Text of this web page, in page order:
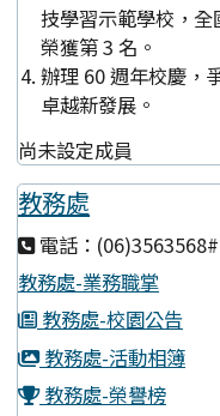
技學習示範學校，全
榮獲第 3 名。
辦理 60 週年校慶，
卓越新發展。
尚未設定成員
教務處
電話：
教務處-業務職掌
教務處-校園公告
教務處-活動相簿
教務處-榮譽榜